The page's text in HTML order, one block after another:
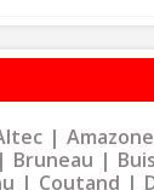
Amazone
Bruneau
Coutand